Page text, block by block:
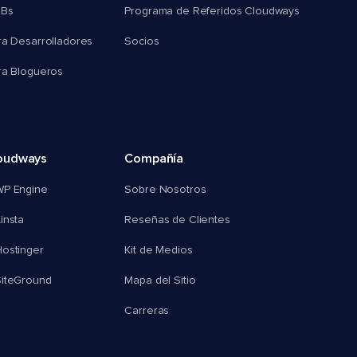
Desarrolladores
Blogueros
Programa de Referidos Cloudways
Socios
Engine
Compañía
Sobre Nosotros
Reseñas de Clientes
Kit de Medios
Mapa del Sitio
Carreras